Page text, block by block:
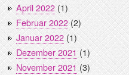
April 2022(1)
Februar 2022(2)
Januar 2022(1)
Dezember 2021(1)
November 2021(3)